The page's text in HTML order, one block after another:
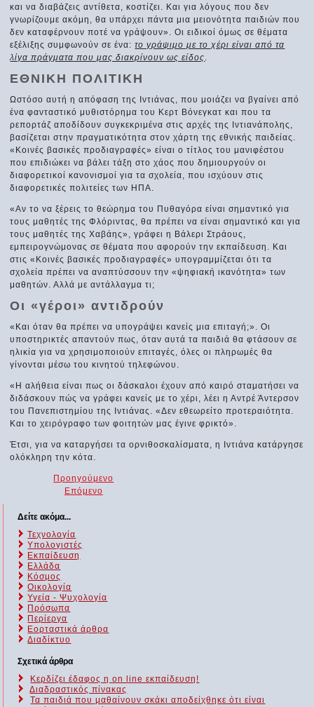
και να διαβάζεις αντίθετα, κοστίζει. Και για λόγους που δεν
γνωρίζουμε ακόμη, θα υπάρχει πάντα μια μειονότητα παιδιών που
δεν καταφέρνουν ποτέ να γράψουν». Οι ειδικοί όμως σε θέματα
εξέλιξης συμφωνούν σε ένα:το γράψιμο με το χέρι είναι από τα
λίγα πράγματα που μας διακρίνουν ως είδος.
ΕΘΝΙΚΗ ΠΟΛΙΤΙΚΗ
Ωστόσο αυτή η απόφαση της Ιντιάνας, που μοιάζει να βγαίνει από
ένα φανταστικό μυθιστόρημα του Κερτ Βόνεγκατ και που τα
ρεπορτάζ αποδίδουν συγκεκριμένα στις αρχές της Ιντιανάπολης,
βασίζεται στην πραγματικότητα στον χάρτη της εθνικής παιδείας.
«Κοινές βασικές προδιαγραφές» είναι ο τίτλος του μανιφέστου
που επιδιώκει να βάλει τάξη στο χάος που δημιουργούν οι
διαφορετικοί κανονισμοί για τα σχολεία, που ισχύουν στις
διαφορετικές πολιτείες των ΗΠΑ.
«Αν το να ξέρεις το θεώρημα του Πυθαγόρα είναι σημαντικό για
τους μαθητές της Φλόριντας, θα πρέπει να είναι σημαντικό και για
τους μαθητές της Χαβάης», γράφει η Βάλερι Στράους,
εμπειρογνώμονας σε θέματα που αφορούν την εκπαίδευση. Και
στις «Κοινές βασικές προδιαγραφές» υπογραμμίζεται ότι τα
σχολεία πρέπει να αναπτύσσουν την «ψηφιακή ικανότητα» των
μαθητών. Αλλά με αντάλλαγμα τι;
Οι «γέροι» αντιδρούν
«Και όταν θα πρέπει να υπογράψει κανείς μια επιταγή;». Οι
υποστηρικτές απαντούν πως, όταν αυτά τα παιδιά θα φτάσουν σε
ηλικία για να χρησιμοποιούν επιταγές, όλες οι πληρωμές θα
γίνονται μέσω του κινητού τηλεφώνου.
«Η αλήθεια είναι πως οι δάσκαλοι έχουν από καιρό σταματήσει να
διδάσκουν πώς να γράφει κανείς με το χέρι, λέει η Αντρέ Άντερσον
του Πανεπιστημίου της Ιντιάνας. «Δεν εθεωρείτο προτεραιότητα.
Και το χειρόγραφο των φοιτητών μας έγινε φρικτό».
Έτσι, για να καταργήσει τα ορνιθοσκαλίσματα, η Ιντιάνα κατάργησε
ολόκληρη την κότα.
Προηγούμενο
Επόμενο
Δείτε ακόμα...
Τεχνολογία
Υπολογιστές
Εκπαίδευση
Ελλάδα
Κόσμος
Οικολογία
Υγεία - Ψυχολογία
Πρόσωπα
Περίεργα
Εορταστικά άρθρα
Διαδίκτυο
Σχετικά άρθρα
Κερδίζει έδαφος η on line εκπαίδευση!
Διαδραστικός πίνακας
Τα παιδιά που μαθαίνουν σκάκι αποδείχθηκε ότι είναι